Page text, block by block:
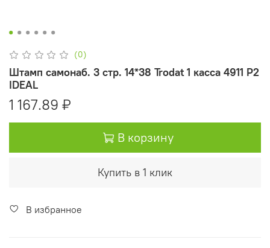
(0)
Штамп самонаб. 3 стр. 14*38 Trodat 1 касса 4911 Р2
IDEAL
1 167.89 ₽
В корзину
Купить в 1 клик
В избранное